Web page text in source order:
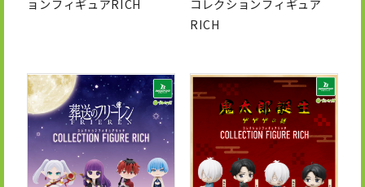
ョンフィギュアRICH
コレクションフィギュア
RICH